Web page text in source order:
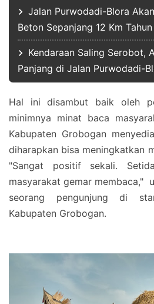
Jalan Purwodadi-Blora
Beton Sepanjang 12 Km Tahun
Kendaraan Saling Serobot,
Panjang di Jalan Purwodadi-
Hal ini disambut baik oleh
minimnya minat baca
Kabupaten Grobogan
diharapkan bisa meningkatkan
"Sangat positif sekali.
masyarakat gemar membaca,"
seorang pengunjung di
Kabupaten Grobogan.